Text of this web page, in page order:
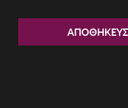
Unisex Γυαλιά